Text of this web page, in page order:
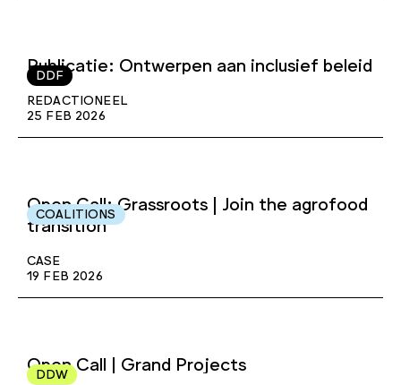
DDF
Publicatie: Ontwerpen aan inclusief beleid
REDACTIONEEL
25 FEB 2026
COALITIONS
Open Call: Grassroots | Join the agrofood
transition
CASE
19 FEB 2026
DDW
Open Call | Grand Projects